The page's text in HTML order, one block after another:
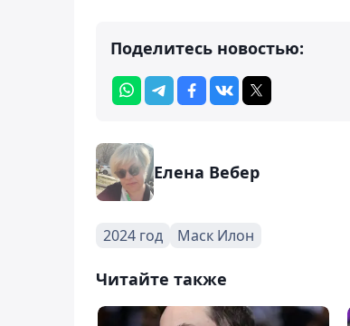
Поделитесь новостью:
Елена Вебер
2024 год Маск Илон
Читайте также